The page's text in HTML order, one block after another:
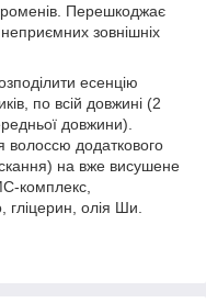
Перешкоджає
зовнішніх
есенцію
по всій довжині (2
довжини).
волоссю додаткового
на вже висушене
комплекс,
гліцерин, олія Ши.